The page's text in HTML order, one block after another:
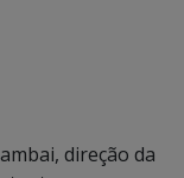
direção da